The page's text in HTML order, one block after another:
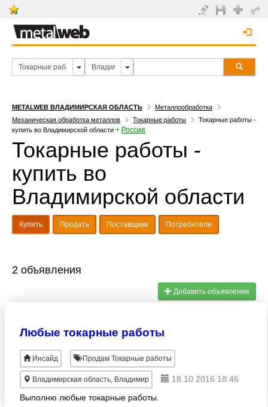
METALWEB ВЛАДИМИРСКАЯ ОБЛАСТЬ
Металлообработка
Механическая обработка металлов
Токарные работы
Токарные работы -
купить во Владимирской области + Россия
Токарные работы -
купить во
Владимирской области
Купить Продать Поставщики Потребители
2 объявления
Добавить объявление
Любые токарные работы
Инсайд Продам Токарные работы
Владимирская область, Владимир
18.10.2016 18:46
Выполню любые токарные работы.